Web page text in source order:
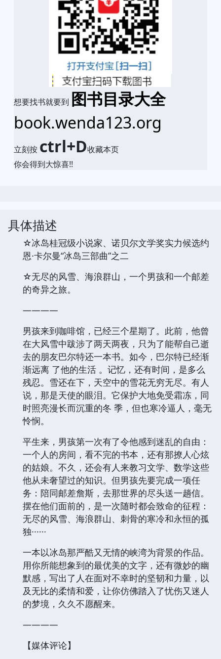
想要找书就要到 图书目录大全
book.wenda123.org
立刻按 ctrl+D收藏本页
你会得到大惊喜!!
具体描述
☆冰岛桂冠级小说家、诺贝尔文学奖实力候选约
恩·卡尔曼“冰岛三部曲”之二
☆无尽的风雪、海浪群山，一个男孩和一个邮差
的奇异之旅。
————
男孩来到咖啡馆，已经三个星期了。此前，他曾
在大风雪中跋涉了两天两夜，只为了能帮自己逝
去的朋友巴尔特还一本书。如今，巴尔特已经渐
渐远离 了他的生活 。记忆，还有时间，是多么
残忍。雪还在下，天空中的雪花无穷无尽。有人
说，那是天使的眼泪。它保护大地免受霜冻，同
时照亮漫长而沉重的冬 季，但也寒冷逼人，毫无
怜悯。
平生来，男孩第一次有了令他感到迷乱的自由：
一个人的房间，看不完的书本，还有那撩人心炫
的姑娘。不久，还会有人来教习文学、数学这些
他从未奢望过的知识。但男孩先要完成一项任
务：陪同邮差詹斯，去那世界的尽头送一趟信。
摆在他们面前的，是一次随时都会致命的征程：
无尽的风雪、海浪群山、刺骨的寒冷和永恒的孤
独······
一本以冰岛那严酷又无情的峡湾为背景的作品。
用你所能想象到的最优美的文字，还有微妙的幽
默感，写出了人在面对不幸时的坚韧和力量，以
及无比的柔情和爱，让你仿佛踏入了忧伤又迷人
的梦境，久久不愿醒来。
————
【媒体评论】